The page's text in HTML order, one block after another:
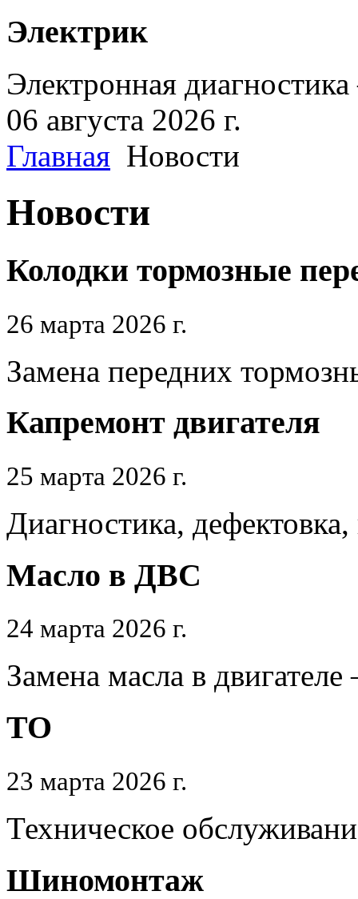
Электрик
Электронная
06 августа 2026 г.
Главная Новости
Новости
Колодки тормозные
26 марта 2026 г.
Замена передних
Капремонт двигателя
25 марта 2026 г.
Диагностика,
Масло в ДВС
24 марта 2026 г.
Замена масла в
ТО
23 марта 2026 г.
Техническое
Шиномонтаж